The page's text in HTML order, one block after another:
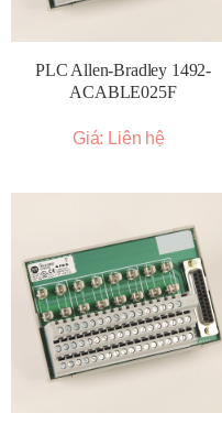
PLC Allen-Bradley 1492-
ACABLE025F
Giá: Liên hệ